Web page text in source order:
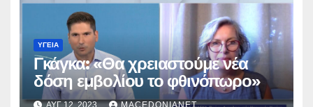
ΥΓΕΊΑ
Γκάγκα: «Θα χρειαστούμε νέα
δόση εμβολίου το φθινόπωρο»
ΑΥΓ 12, 2023 MACEDONIANET